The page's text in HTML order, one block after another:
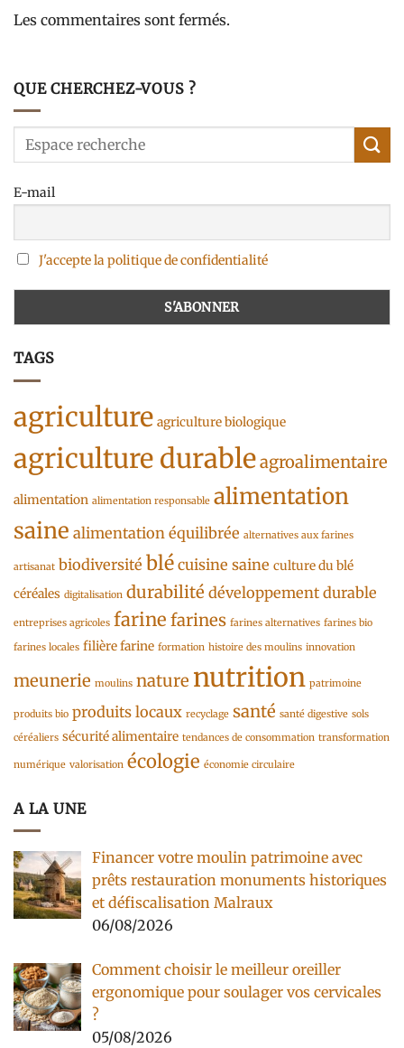
Les commentaires sont fermés.
QUE CHERCHEZ-VOUS ?
E-mail
J'accepte la politique de confidentialité
TAGS
agriculture agriculture biologique
agriculture durableagroalimentaire
alimentation alimentation responsable alimentation
saine alimentation équilibrée alternatives aux farines
artisanat biodiversité blé cuisine saine culture du blé
céréales digitalisation durabilité développement durable
entreprises agricoles farine farines farines alternatives farines bio
farines locales filière farine formation histoire des moulins innovation
meunerie moulins nature nutrition patrimoine
produits bio produits locaux recyclage santé santé digestive sols
céréaliers sécurité alimentaire tendances de consommation transformation
numérique valorisation écologie économie circulaire
A LA UNE
Financer votre moulin patrimoine avec
prêts restauration monuments historiques
et défiscalisation Malraux
06/08/2026
Comment choisir le meilleur oreiller
ergonomique pour soulager vos cervicales
?
05/08/2026